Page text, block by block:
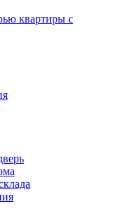
квартиры с